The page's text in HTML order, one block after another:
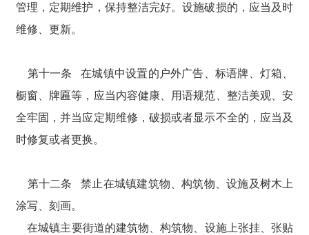
管理，定期维护，保持整洁完好。设施破损的，应当及时
维修、更新。
第十一条 在城镇中设置的户外广告、标语牌、灯箱、
橱窗、牌匾等，应当内容健康、用语规范、整洁美观、安
全牢固，并当应定期维修，破损或者显示不全的，应当及
时修复或者更换。
第十二条 禁止在城镇建筑物、构筑物、设施及树木上
涂写、刻画。
在城镇主要街道的建筑物、构筑物、设施上张挂、张贴